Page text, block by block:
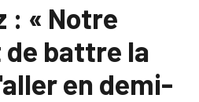
: « Notre
battre la
en demi-